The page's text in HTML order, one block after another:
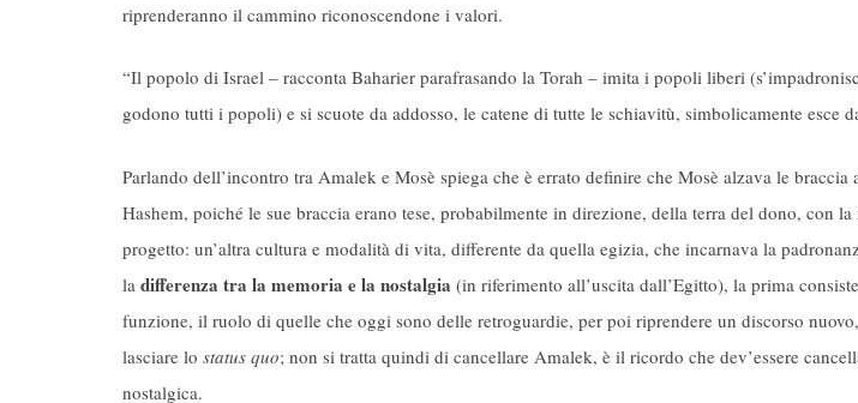
riprenderanno il cammino riconoscendone i valori.
“Il popolo di Israel – racconta Baharier parafrasando la Torah – imita i popoli liberi
godono tutti i popoli) e si scuote da addosso, le catene di tutte le schiavitù, simbolicamente esce
Parlando dell’incontro tra Amalek e Mosè spiega che è errato definire che Mosè alzava le braccia
Hashem, poiché le sue braccia erano tese, probabilmente in direzione, della terra del dono, con
progetto: un’altra cultura e modalità di vita, differente da quella egizia, che incarnava la
la differenza tra la memoria e la nostalgia (in riferimento all’uscita dall’Egitto), la prima
funzione, il ruolo di quelle che oggi sono delle retroguardie, per poi riprendere un discorso
lasciare lo status quo; non si tratta quindi di cancellare Amalek, è il ricordo che dev’essere
nostalgica.